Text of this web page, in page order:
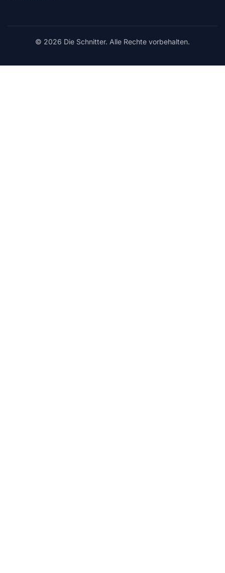
© 2026 Die Schnitter. Alle Rechte vorbehalten.